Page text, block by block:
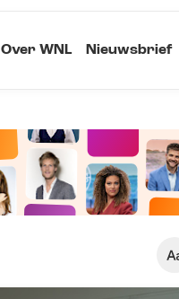
Over WNL Nieuwsbrief